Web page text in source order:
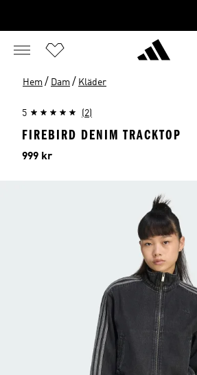
Hem / Dam / Kläder
5 (2)
FIREBIRD DENIM TRACKTOP
Pris
999 kr